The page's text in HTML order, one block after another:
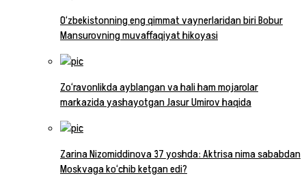
O‘zbekistonning eng qimmat vaynerlaridan biri Bobur
Mansurovning muvaffaqiyat hikoyasi
Zo‘ravonlikda ayblangan va hali ham mojarolar
markazida yashayotgan Jasur Umirov haqida
Zarina Nizomiddinova 37 yoshda: Aktrisa nima sababdan
Moskvaga ko‘chib ketgan edi?